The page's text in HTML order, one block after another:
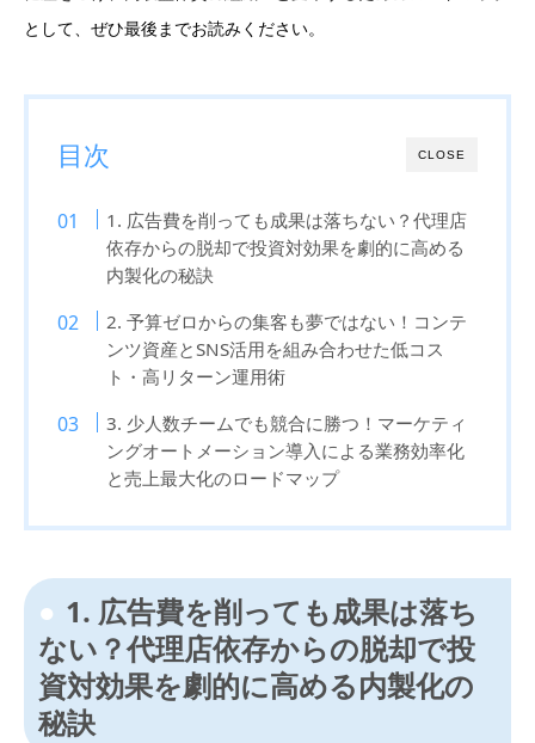
として、ぜひ最後までお読みください。
CLOSE
目次
1. 広告費を削っても成果は落ちない？代理店
依存からの脱却で投資対効果を劇的に高める
内製化の秘訣
2. 予算ゼロからの集客も夢ではない！コンテ
ンツ資産とSNS活用を組み合わせた低コス
ト・高リターン運用術
3. 少人数チームでも競合に勝つ！マーケティ
ングオートメーション導入による業務効率化
と売上最大化のロードマップ
1. 広告費を削っても成果は落ち
ない？代理店依存からの脱却で投
資対効果を劇的に高める内製化の
秘訣